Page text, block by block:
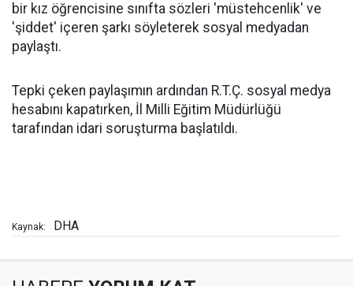
bir kız öğrencisine sınıfta sözleri 'müstehcenlik' ve
'şiddet' içeren şarkı söyleterek sosyal medyadan
paylaştı.
Tepki çeken paylaşımın ardından R.T.Ç. sosyal medya
hesabını kapatırken, İl Milli Eğitim Müdürlüğü
tarafından idari soruşturma başlatıldı.
Kaynak: DHA